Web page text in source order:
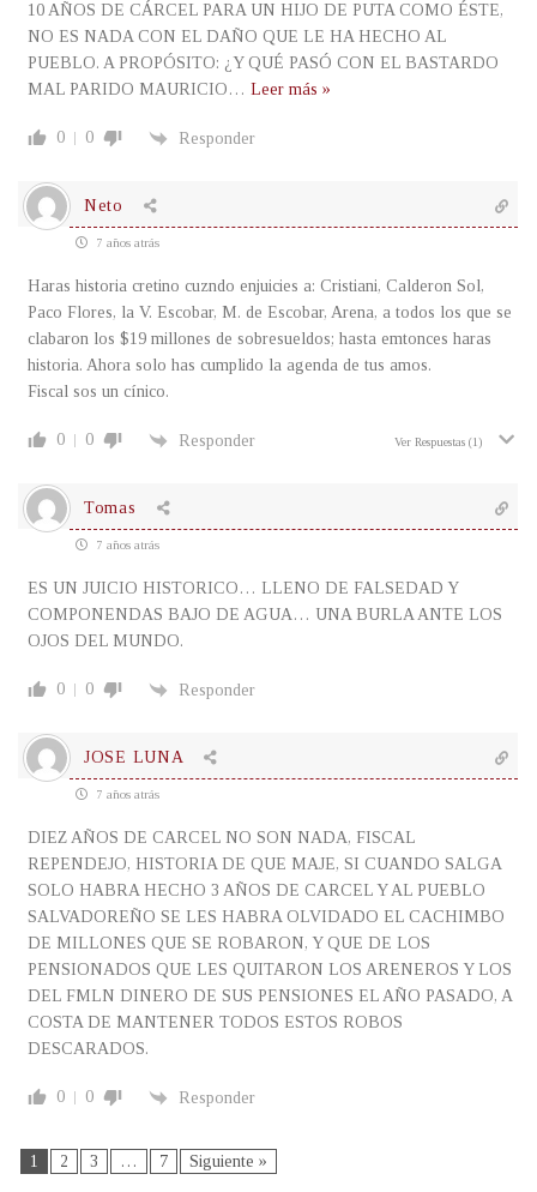
10 AÑOS DE CÁRCEL PARA UN HIJO DE PUTA COMO ÉSTE,
NO ES NADA CON EL DAÑO QUE LE HA HECHO AL
PUEBLO. A PROPÓSITO: ¿Y QUÉ PASÓ CON EL BASTARDO
MAL PARIDO MAURICIO … Leer más »
0 0 Responder
Neto
7 años atrás
Haras historia cretino cuzndo enjuicies a: Cristiani, Calderon Sol,
Paco Flores, la V. Escobar, M. de Escobar, Arena, a todos los que se
clabaron los $19 millones de sobresueldos; hasta emtonces haras
historia. Ahora solo has cumplido la agenda de tus amos.
Fiscal sos un cínico.
0 0 Responder Ver Respuestas (1)
Tomas
7 años atrás
ES UN JUICIO HISTORICO… LLENO DE FALSEDAD Y
COMPONENDAS BAJO DE AGUA… UNA BURLA ANTE LOS
OJOS DEL MUNDO.
0 0 Responder
JOSE LUNA
7 años atrás
DIEZ AÑOS DE CARCEL NO SON NADA, FISCAL
REPENDEJO, HISTORIA DE QUE MAJE, SI CUANDO SALGA
SOLO HABRA HECHO 3 AÑOS DE CARCEL Y AL PUEBLO
SALVADOREÑO SE LES HABRA OLVIDADO EL CACHIMBO
DE MILLONES QUE SE ROBARON, Y QUE DE LOS
PENSIONADOS QUE LES QUITARON LOS ARENEROS Y LOS
DEL FMLN DINERO DE SUS PENSIONES EL AÑO PASADO, A
COSTA DE MANTENER TODOS ESTOS ROBOS
DESCARADOS.
0 0 Responder
1 2 3 … 7 Siguiente »